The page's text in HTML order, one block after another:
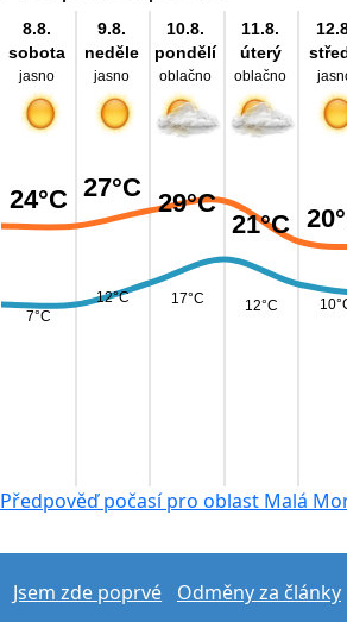
24°C
7°C
8.8.
sobota
jasno
27°C
12°C
9.8.
neděle
jasno
29°C
17°C
10.8.
pondělí
oblačno
21°C
12°C
11.8.
úterý
oblačno
Předpověď počasí pro oblast Malá
Jsem zde poprvé
Odměny za články